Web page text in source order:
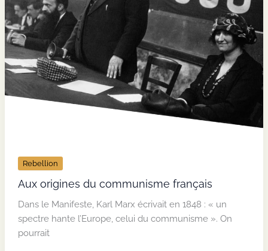
Rebellion
Aux origines du communisme français
Dans le Manifeste, Karl Marx écrivait en 1848 : « un
spectre hante l’Europe, celui du communisme ». On
pourrait